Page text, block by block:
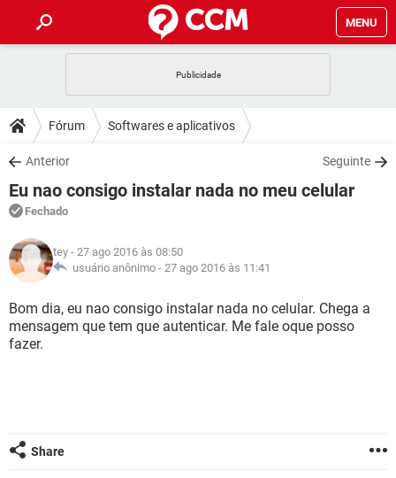
MENU
CELULAR FACEBOOK
OUTLOOK
INSTAGRAM GMAIL
GUIA DE COMPRAS
DICAS
JOGOS WHATSAPP
OUTLOOK
INSTAGRAM
GUIA DE COMPRAS
DOWNLOADS
JOGOS WHATSAPP
CELULAR
OUTLOOK
INSTAGRAM
GUIA DE COMPRAS
FÓRUM
JOGOS
CELULAR FACEBOOK
INSTAGRAM GMAIL
GLOSSÁRIO
JOGOS
CELULAR FACEBOOK
OUTLOOK
Fórum Softwares e aplicativos
Anterior Seguinte
Eu nao consigo instalar nada no meu celular
Fechado
tey - 27 ago 2016 às 08:50
usuário anônimo - 27 ago 2016 às 11:41
Bom dia, eu nao consigo instalar nada no celular. Chega a
mensagem que tem que autenticar. Me fale oque posso
fazer.
Share